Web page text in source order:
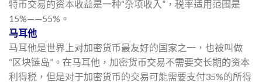
特币交易的资本收益是一种“杂项收入”，税率适用范围是
15%——55%。
马耳他
马耳他是世界上对加密货币最友好的国家之一，也被叫做
“区块链岛”。在马耳他，加密货币交易不需要交长期的资本
利得税，但是对于加密货币的交易可能需要支付35%的所得